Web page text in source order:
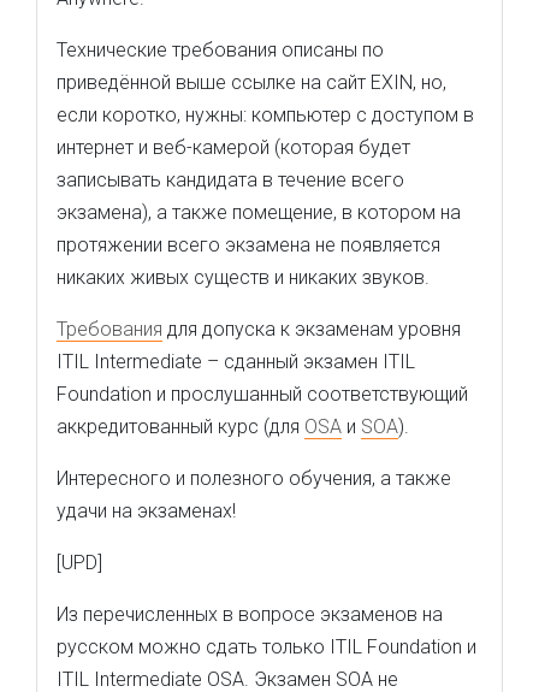
Технические требования описаны по
приведённой выше ссылке на сайт EXIN, но,
если коротко, нужны: компьютер с доступом в
интернет и веб-камерой (которая будет
записывать кандидата в течение всего
экзамена), а также помещение, в котором на
протяжении всего экзамена не появляется
никаких живых существ и никаких звуков.
Требования для допуска к экзаменам уровня
ITIL Intermediate – сданный экзамен ITIL
Foundation и прослушанный соответствующий
аккредитованный курс (для OSA и SOA).
Интересного и полезного обучения, а также
удачи на экзаменах!
[UPD]
Из перечисленных в вопросе экзаменов на
русском можно сдать только ITIL Foundation и
ITIL Intermediate OSA. Экзамен SOA не